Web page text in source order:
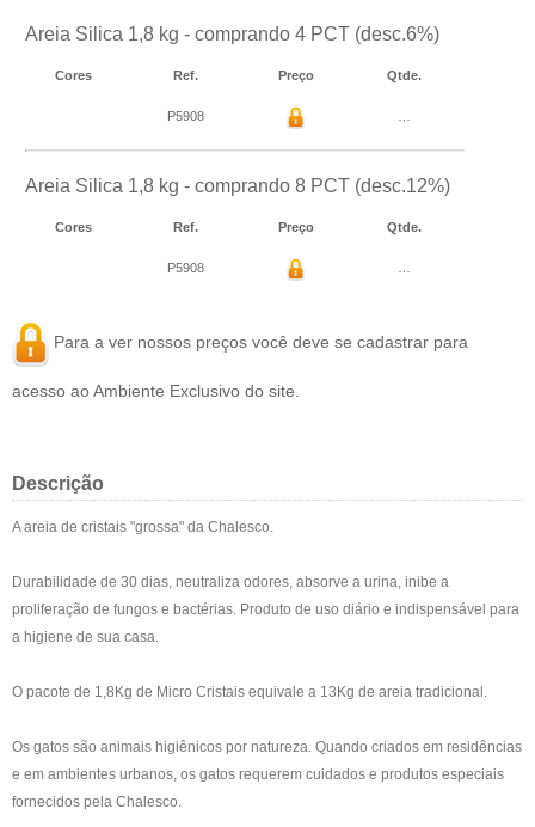
Areia Silica 1,8 kg - comprando 4 PCT (desc.6%)
Cores Ref. Preço Qtde.
P5908
Areia Silica 1,8 kg - comprando 8 PCT (desc.12%)
Cores Ref. Preço Qtde.
P5908
Para a ver nossos preços você deve se cadastrar para
acesso ao Ambiente Exclusivo do site.
Descrição
A areia de cristais "grossa" da Chalesco.
Durabilidade de 30 dias, neutraliza odores, absorve a urina, inibe a
proliferação de fungos e bactérias. Produto de uso diário e indispensável para
a higiene de sua casa.
O pacote de 1,8Kg de Micro Cristais equivale a 13Kg de areia tradicional.
Os gatos são animais higiênicos por natureza. Quando criados em residências
e em ambientes urbanos, os gatos requerem cuidados e produtos especiais
fornecidos pela Chalesco.